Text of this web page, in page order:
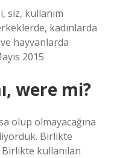
siz, kullanım
kadınlarda
hayvanlarda
2015
were mi?
olup olmayacağına
Birlikte
kullanılan